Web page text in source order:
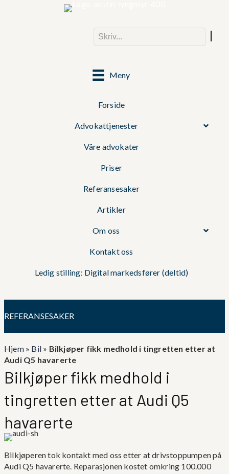
Meny
Forside
Advokattjenester
Våre advokater
Priser
Referansesaker
Artikler
Om oss
Kontakt oss
Ledig stilling: Digital markedsfører (deltid)
REFERANSESAKER
Hjem» Bil » Bilkjøper fikk medhold i tingretten etter at
Audi Q5 havarerte
Bilkjøper fikk medhold i
tingretten etter at Audi Q5
havarerte
Bilkjøperen tok kontakt med oss etter at drivstoppumpen på
Audi Q5 havarerte. Reparasjonen kostet omkring 100.000